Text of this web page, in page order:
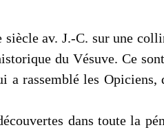
av. J.-C. sur une
du Vésuve. Ce
rassemblé les Opiciens,
dans toute la